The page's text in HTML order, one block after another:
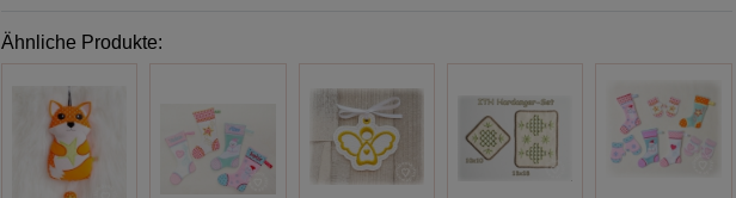
Ähnliche Produkte: